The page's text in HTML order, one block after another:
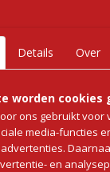
1/1,2
Details Over
worden cookies
ons gebruikt voor
media-functies
en